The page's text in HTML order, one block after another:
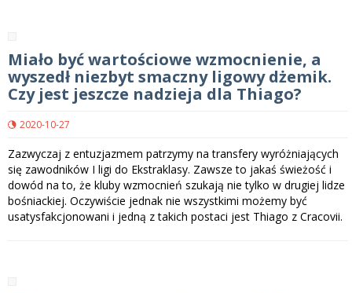
Miało być wartościowe wzmocnienie, a
wyszedł niezbyt smaczny ligowy dżemik.
Czy jest jeszcze nadzieja dla Thiago?
2020-10-27
Zazwyczaj z entuzjazmem patrzymy na transfery wyróżniających
się zawodników I ligi do Ekstraklasy. Zawsze to jakaś świeżość i
dowód na to, że kluby wzmocnień szukają nie tylko w drugiej lidze
bośniackiej. Oczywiście jednak nie wszystkimi możemy być
usatysfakcjonowani i jedną z takich postaci jest Thiago z Cracovii.